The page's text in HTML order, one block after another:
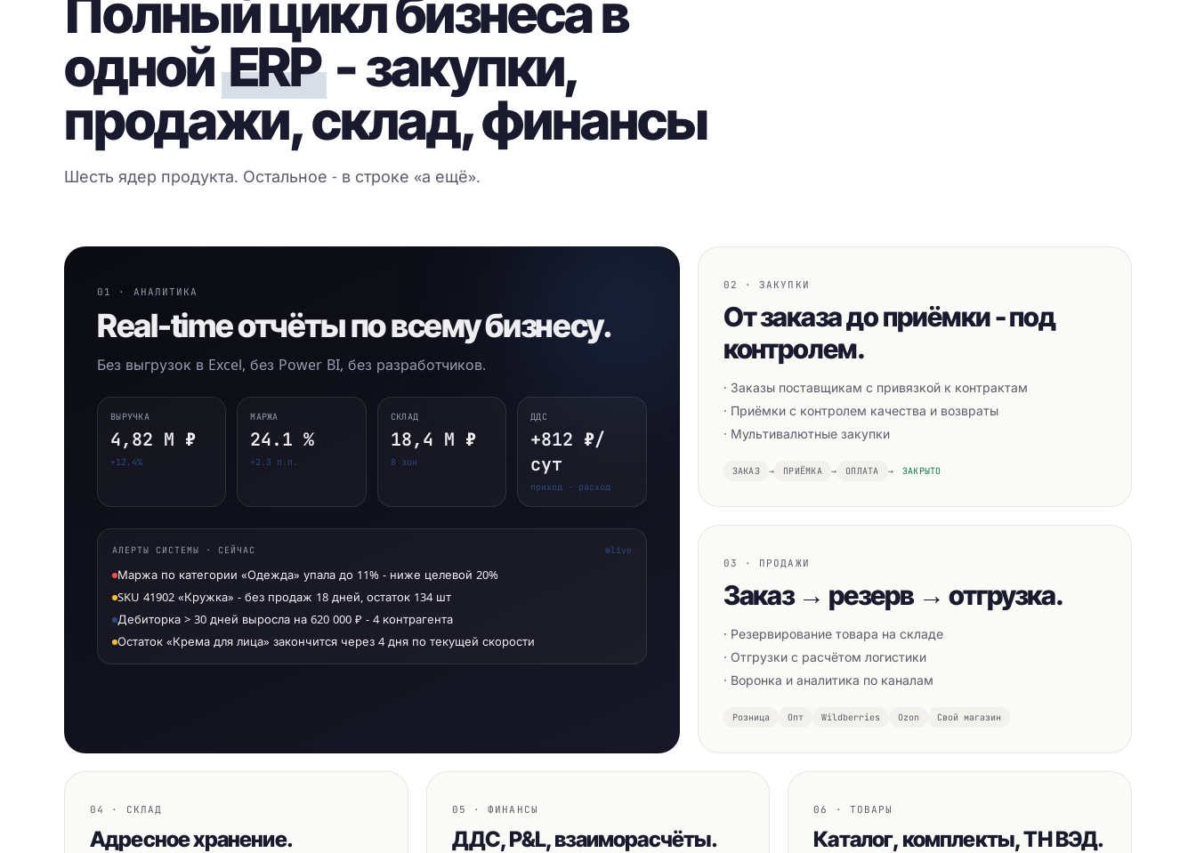
Полный цикл бизнеса в
однойERP - закупки,
продажи, склад, финансы
Шесть ядер продукта. Остальное - в строке «а ещё».
01 · АНАЛИТИКА
Real-time отчёты по всему бизнесу.
Без выгрузок в Excel, без Power BI, без разработчиков.
ВЫРУЧКА
4,82 М ₽
+12.4%
МАРЖА
24.1 %
+2.3 п.п.
СКЛАД
18,4 М ₽
8 зон
ДДС
+812 ₽/
сут
приход − расход
АЛЕРТЫ СИСТЕМЫ · СЕЙЧАС live
Маржа по категории «Одежда» упала до 11% - ниже целевой 20%
SKU 41902 «Кружка» - без продаж 18 дней, остаток 134 шт
Дебиторка > 30 дней выросла на 620 000 ₽ - 4 контрагента
Остаток «Крема для лица» закончится через 4 дня по текущей скорости
02 · ЗАКУПКИ
От заказа до приёмки - под
контролем.
· Заказы поставщикам с привязкой к контрактам
· Приёмки с контролем качества и возвраты
· Мультивалютные закупки
ЗАКАЗ → ПРИЁМКА → ОПЛАТА → ЗАКРЫТО
03 · ПРОДАЖИ
Заказ → резерв → отгрузка.
· Резервирование товара на складе
· Отгрузки с расчётом логистики
· Воронка и аналитика по каналам
Розница Опт Wildberries Ozon Свой магазин
04 · СКЛАД
Адресное хранение.
05 · ФИНАНСЫ
ДДС, P&L, взаиморасчёты.
06 · ТОВАРЫ
Каталог, комплекты, ТН ВЭД.